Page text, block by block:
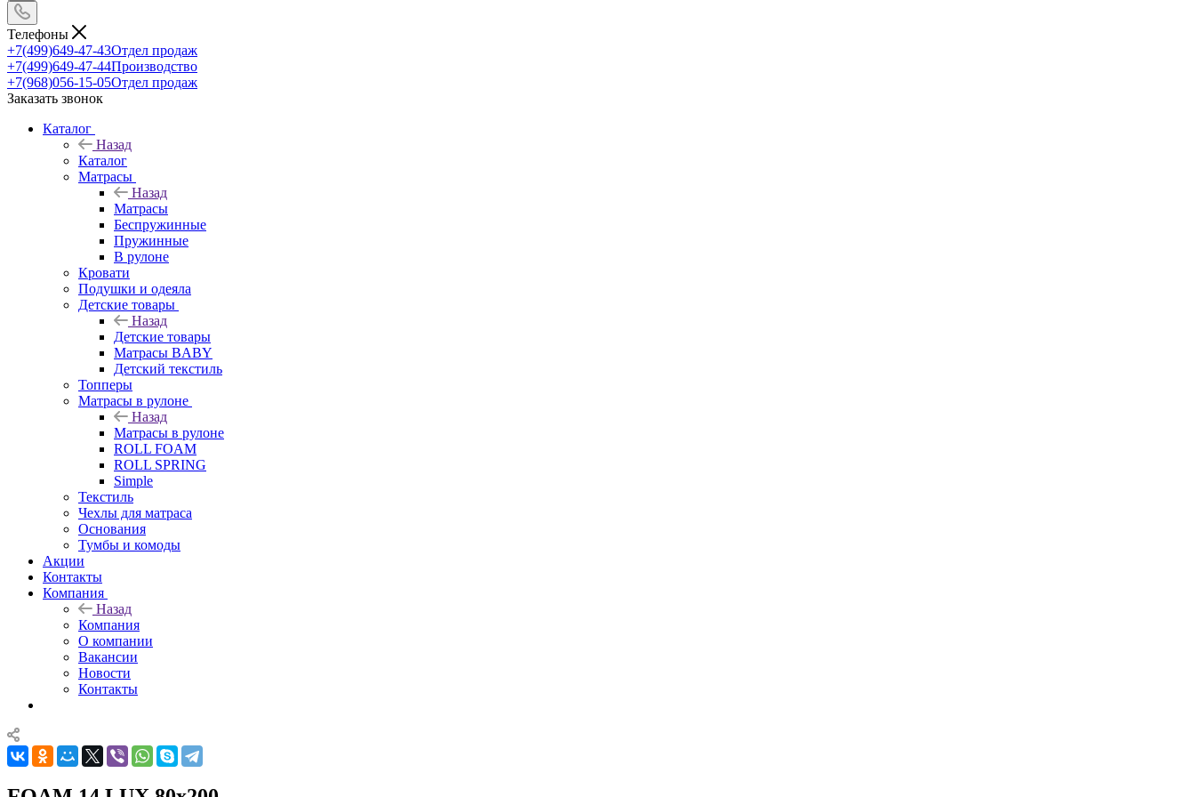
Телефоны
+7(499)649-47-43Отдел продаж
+7(499)649-47-44Производство
+7(968)056-15-05Отдел продаж
Заказать звонок
Каталог
Назад
Каталог
Матрасы
Назад
Матрасы
Беспружинные
Пружинные
В рулоне
Кровати
Подушки и одеяла
Детские товары
Назад
Детские товары
Матрасы BABY
Детский текстиль
Топперы
Матрасы в рулоне
Назад
Матрасы в рулоне
ROLL FOAM
ROLL SPRING
Simple
Текстиль
Чехлы для матраса
Основания
Тумбы и комоды
Акции
Контакты
Компания
Назад
Компания
О компании
Вакансии
Новости
Контакты